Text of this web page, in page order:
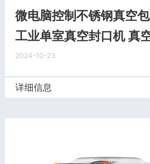
微电脑控制不锈钢真空
工业单室真空封口机 真
2024-10-23
详细信息